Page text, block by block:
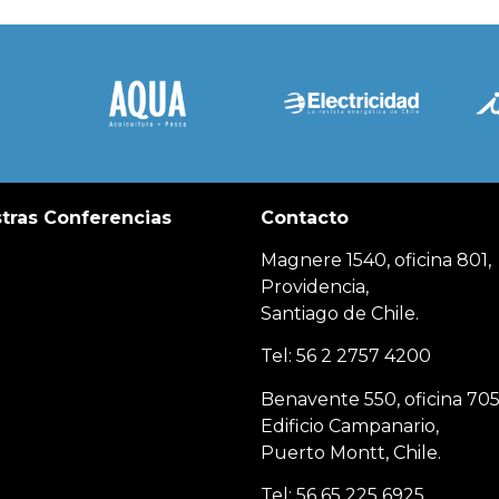
Conferencias Contacto
Magnere 1540, oficina 801,
Providencia,
Santiago de Chile.
Tel: 56 2 2757 4200
Benavente 550, oficina
Edificio Campanario,
Puerto Montt, Chile.